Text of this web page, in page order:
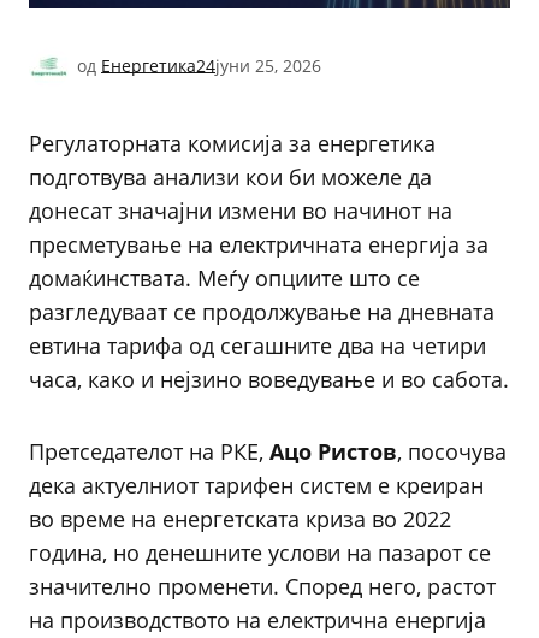
од Енергетика24јуни 25, 2026
Регулаторната комисија за енергетика
подготвува анализи кои би можеле да
донесат значајни измени во начинот на
пресметување на електричната енергија за
домаќинствата. Меѓу опциите што се
разгледуваат се продолжување на дневната
евтина тарифа од сегашните два на четири
часа, како и нејзино воведување и во сабота.
Претседателот на РКЕ, Ацо Ристов, посочува
дека актуелниот тарифен систем е креиран
во време на енергетската криза во 2022
година, но денешните услови на пазарот се
значително променети. Според него, растот
на производството на електрична енергија